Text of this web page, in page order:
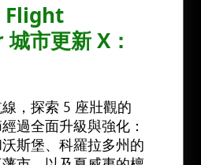
Flight
市更新 X：
，探索 5 座壯觀的
過全面升級與強化：
斯堡、科羅拉多州的